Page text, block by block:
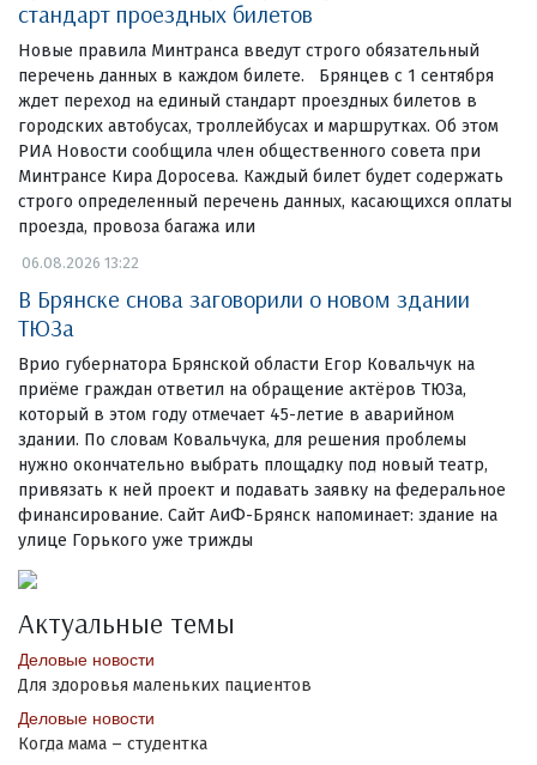
стандарт проездных билетов
Новые правила Минтранса введут строго обязательный
перечень данных в каждом билете. Брянцев с 1 сентября
ждет переход на единый стандарт проездных билетов в
городских автобусах, троллейбусах и маршрутках. Об этом
РИА Новости сообщила член общественного совета при
Минтрансе Кира Доросева. Каждый билет будет содержать
строго определенный перечень данных, касающихся оплаты
проезда, провоза багажа или
06.08.2026 13:22
В Брянске снова заговорили о новом здании
ТЮЗа
Врио губернатора Брянской области Егор Ковальчук на
приёме граждан ответил на обращение актёров ТЮЗа,
который в этом году отмечает 45-летие в аварийном
здании. По словам Ковальчука, для решения проблемы
нужно окончательно выбрать площадку под новый театр,
привязать к ней проект и подавать заявку на федеральное
финансирование. Сайт АиФ-Брянск напоминает: здание на
улице Горького уже трижды
Актуальные темы
Деловые новости
Для здоровья маленьких пациентов
Деловые новости
Когда мама – студентка